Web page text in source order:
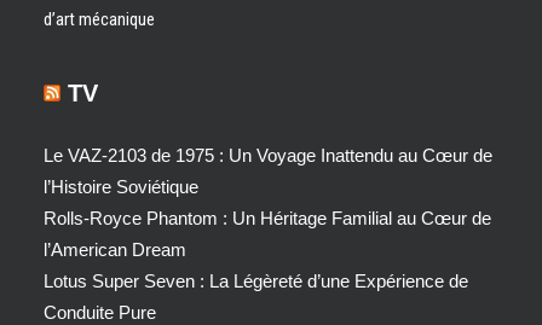
d’art mécanique
TV
Le VAZ-2103 de 1975 : Un Voyage Inattendu au Cœur de
l’Histoire Soviétique
Rolls-Royce Phantom : Un Héritage Familial au Cœur de
l’American Dream
Lotus Super Seven : La Légèreté d’une Expérience de
Conduite Pure